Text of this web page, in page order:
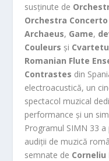
susținute de
Orchestra Concerto
Archaeus, Game,
Couleurs și
Romanian Flute
Contrastes din
electroacustică, un
spectacol muzical
performance și un
Programul SIMN 33
audiții de muzică
semnate de Corneliu